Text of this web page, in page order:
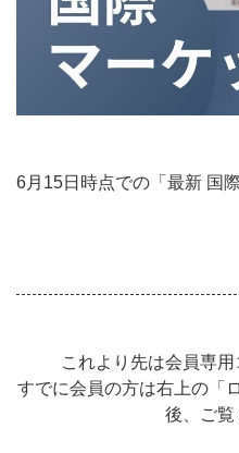
6月15日時点での「最新 国
これより先は会員専用
すでに会員の方は右上の「
後、ご覧